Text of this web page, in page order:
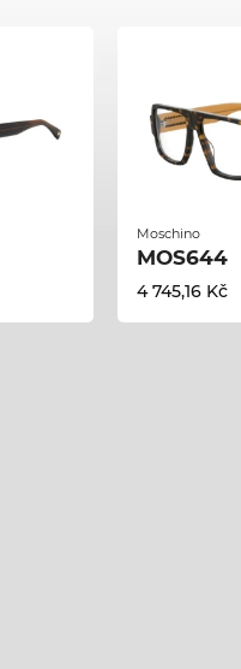
Moschino
MOS644
4 745,16 Kč